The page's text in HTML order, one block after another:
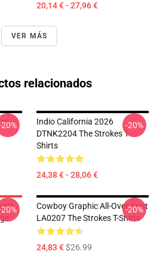
20,14 € - 27,96 €
VER MÁS
relacionados
Indio California 2026
DTNK2204 The Strokes T-
Shirts
24,38 € - 28,06 €
-20%
-
Cowboy Graphic All-Over Print
LA0207 The Strokes T-Shirts
24,83 €$26.99
-20%